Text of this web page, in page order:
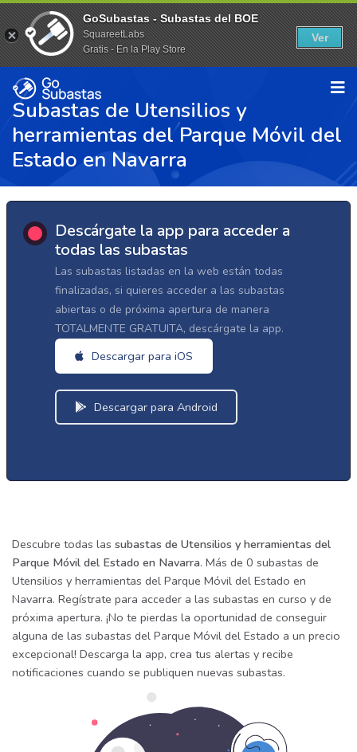
Subastas de Utensilios y
herramientas del Parque Móvil del
Estado en Navarra
Descárgate la app para acceder a
todas las subastas
Las subastas listadas en la web están todas
finalizadas, si quieres acceder a las subastas
abiertas o de próxima apertura de manera
TOTALMENTE GRATUITA, descárgate la app.
Descargar para iOS
Descargar para Android
Descubre todas las subastas de Utensilios y herramientas del
Parque Móvil del Estado en Navarra. Más de 0 subastas de
Utensilios y herramientas del Parque Móvil del Estado en
Navarra. Regístrate para acceder a las subastas en curso y de
próxima apertura. ¡No te pierdas la oportunidad de conseguir
alguna de las subastas del Parque Móvil del Estado a un precio
excepcional! Descarga la app, crea tus alertas y recibe
notificaciones cuando se publiquen nuevas subastas.
GoSubastas - Subastas del BOE
SquareetLabs
Gratis - En la Play Store
Ver